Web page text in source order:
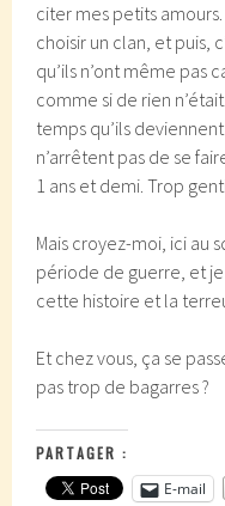
citer mes petits
choisir un clan, et puis,
qu’ils n’ont même pas
comme si de rien
temps qu’ils
n’arrêtent pas de se
1 ans et demi. Trop
Mais croyez-moi, ici au
période de guerre, et
cette histoire et la
Et chez vous, ça se
pas trop de bagarres ?
PARTAGER :
E-mail